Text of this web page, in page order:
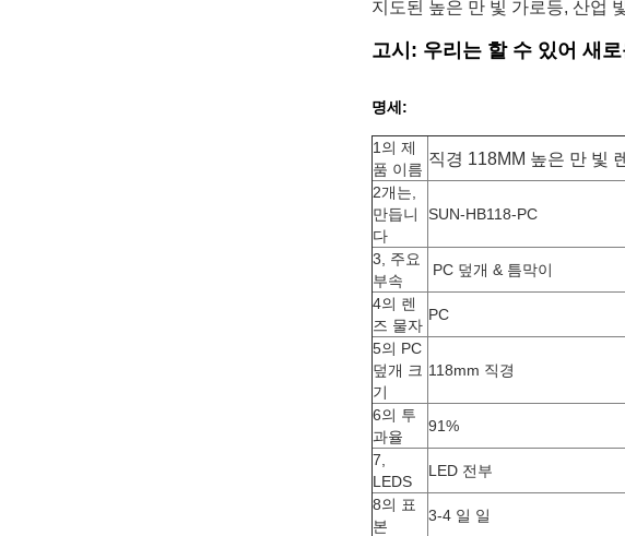
지도된 높은 만 빛 가로등, 산업
고시: 우리는 할 수 있어 새
명세:
1의 제
품 이름
직경 118MM 높은 만 빛
2개는,
만듭니
다
SUN-HB118-PC
3, 주요
부속
PC 덮개 & 틈막이
4의 렌
즈 물자
PC
5의 PC
덮개 크
기
118mm 직경
6의 투
과율
91%
7,
LEDS
LED 전부
8의 표
본
3-4 일 일